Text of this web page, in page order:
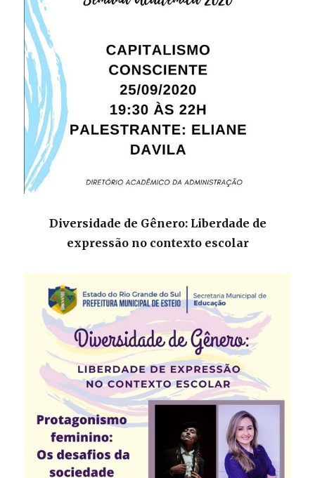
Diversidade de Gênero: Liberdade de
expressão no contexto escolar